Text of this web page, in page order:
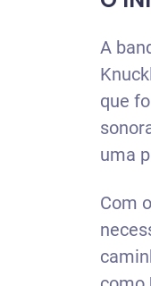
A
que
uma
Com